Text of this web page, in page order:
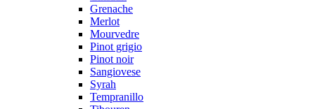
Grenache
Merlot
Mourvedre
Pinot grigio
Pinot noir
Sangiovese
Syrah
Tempranillo